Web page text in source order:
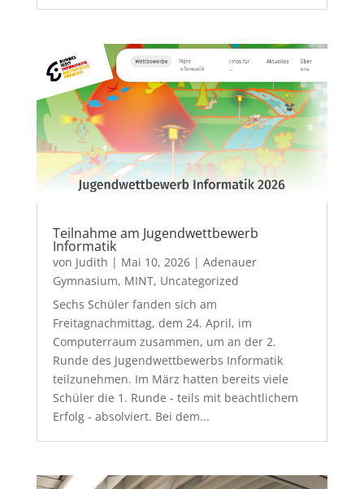
Teilnahme am Jugendwettbewerb
Informatik
von Judith | Mai 10, 2026| Adenauer
Gymnasium, MINT, Uncategorized
Sechs Schüler fanden sich am
Freitagnachmittag, dem 24. April, im
Computerraum zusammen, um an der 2.
Runde des Jugendwettbewerbs Informatik
teilzunehmen. Im März hatten bereits viele
Schüler die 1. Runde - teils mit beachtlichem
Erfolg - absolviert. Bei dem...